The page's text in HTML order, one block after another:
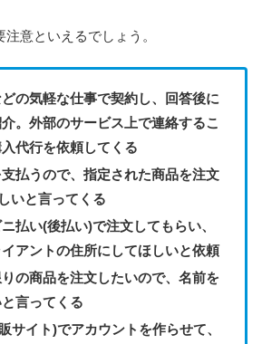
意といえるでしょう。
の気軽な仕事で契約し、回答後に
。外部のサービス上で連絡するこ
代行を依頼してくる
払うので、指定された商品を注文
いと言ってくる
払い(後払い)で注文してもらい、
アントの住所にしてほしいと依頼
の商品を注文したいので、名前を
言ってくる
サイト)でアカウントを作らせて、